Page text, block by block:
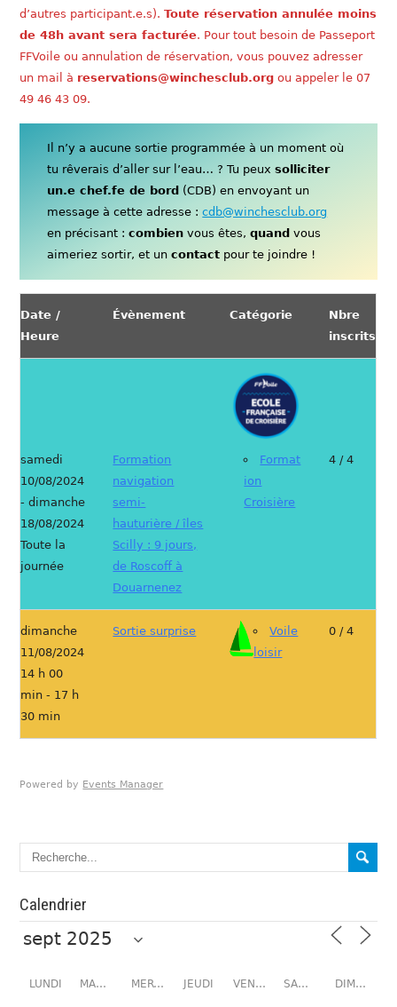
d’autres participant.e.s).Toute réservation annulée moins
de 48h avant sera facturée. Pour tout besoin de Passeport
FFVoile ou annulation de réservation, vous pouvez adresser
un mail à reservations@winchesclub.org ou appeler le 07
49 46 43 09.
Il n’y a aucune sortie programmée à un moment où
tu rêverais d’aller sur l’eau… ? Tu peuxsolliciter
un.e chef.fe de bord (CDB) en envoyant un
message à cette adresse :cdb@winchesclub.org
en précisant :combien vous êtes,quand vous
aimeriez sortir, et uncontact pour te joindre !
Date /
Heure
Évènement Catégorie
Nbre
inscrits
samedi
10/08/2024
- dimanche
18/08/2024
Toute la
journée
Formation
navigation
semi-
hauturière / îles
Scilly : 9 jours,
de Roscoff à
Douarnenez
Format
ion
Croisière
4 / 4
dimanche
11/08/2024
14 h 00
min - 17 h
30 min
Sortie surprise
Voile
loisir
0 / 4
Powered by Events Manager
Calendrier
LUNDI MARDI MERCREDI JEUDI VENDREDI SAMEDI DIMANCHE